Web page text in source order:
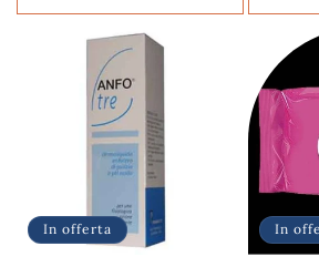
In offerta In